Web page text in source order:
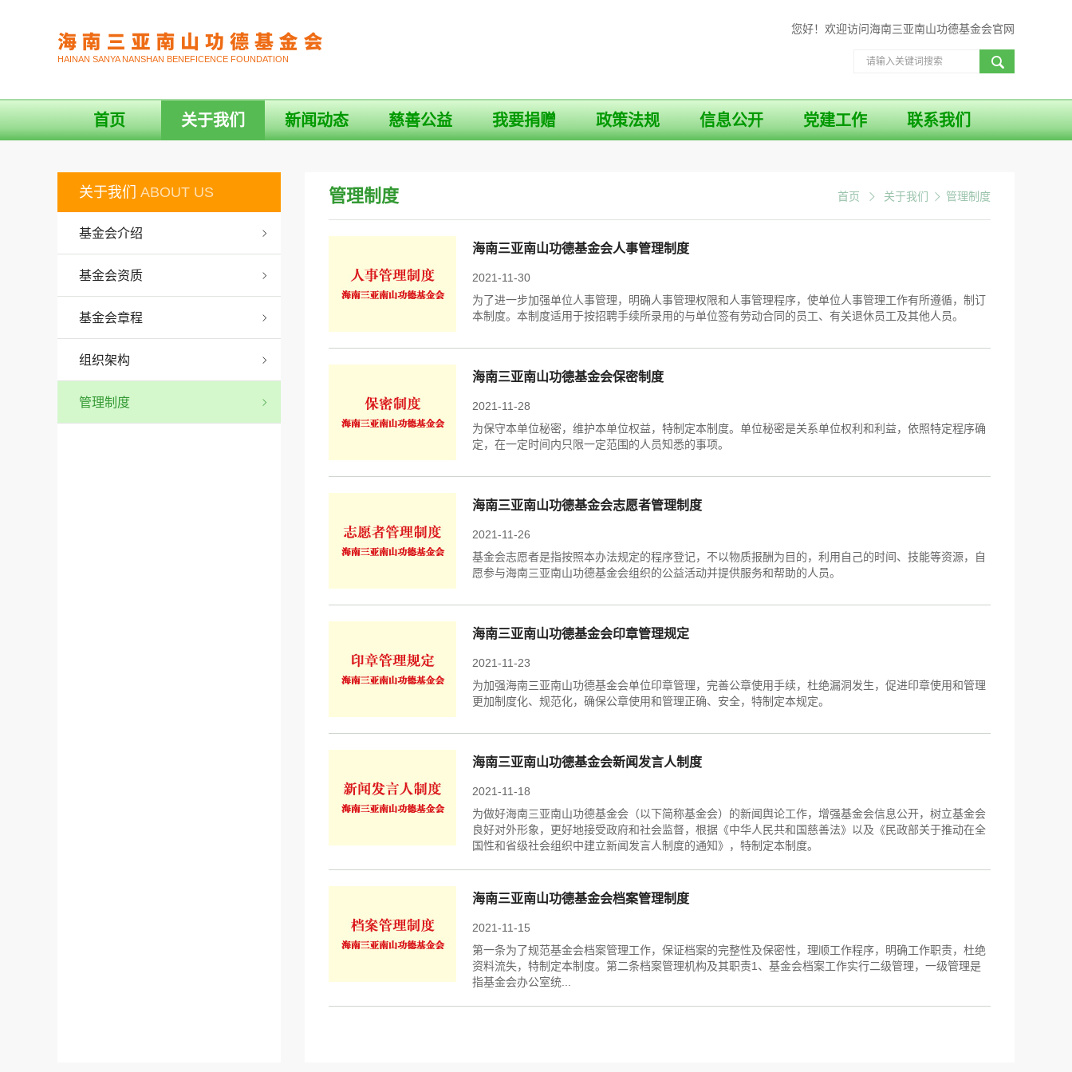
HAINAN SANYA NANSHAN BENEFICENCE FOUNDATION
您好！欢迎访问海南三亚南山功德基金会官网
首页 关于我们 新闻动态 慈善公益 我要捐赠 政策法规 信息公开 党建工作 联系我们
关于我们 ABOUT US
基金会介绍
基金会资质
基金会章程
组织架构
管理制度
管理制度 首页 关于我们 管理制度
海南三亚南山功德基金会人事管理制度
2021-11-30
为了进一步加强单位人事管理，明确人事管理权限和人事管理程序，使单位人事管理工作有所遵循，制订
本制度。本制度适用于按招聘手续所录用的与单位签有劳动合同的员工、有关退休员工及其他人员。
海南三亚南山功德基金会保密制度
2021-11-28
为保守本单位秘密，维护本单位权益，特制定本制度。单位秘密是关系单位权利和利益，依照特定程序确
定，在一定时间内只限一定范围的人员知悉的事项。
海南三亚南山功德基金会志愿者管理制度
2021-11-26
基金会志愿者是指按照本办法规定的程序登记，不以物质报酬为目的，利用自己的时间、技能等资源，自
愿参与海南三亚南山功德基金会组织的公益活动并提供服务和帮助的人员。
海南三亚南山功德基金会印章管理规定
2021-11-23
为加强海南三亚南山功德基金会单位印章管理，完善公章使用手续，杜绝漏洞发生，促进印章使用和管理
更加制度化、规范化，确保公章使用和管理正确、安全，特制定本规定。
海南三亚南山功德基金会新闻发言人制度
2021-11-18
为做好海南三亚南山功德基金会（以下简称基金会）的新闻舆论工作，增强基金会信息公开，树立基金会
良好对外形象，更好地接受政府和社会监督，根据《中华人民共和国慈善法》以及《民政部关于推动在全
国性和省级社会组织中建立新闻发言人制度的通知》，特制定本制度。
海南三亚南山功德基金会档案管理制度
2021-11-15
第一条为了规范基金会档案管理工作，保证档案的完整性及保密性，理顺工作程序，明确工作职责，杜绝
资料流失，特制定本制度。第二条档案管理机构及其职责1、基金会档案工作实行二级管理，一级管理是
指基金会办公室统...